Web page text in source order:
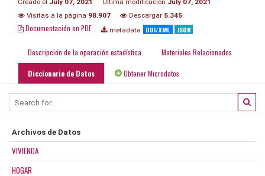
Creado el July 07, 2021 Última modificación July 07, 2021
Visitas a la página 98.907 Descargar 5.345
Documentación en PDF metadata DDI/XML JSON
Descripción de la operación estadística Materiales Relacionados
Diccionario de Datos Obtener Microdatos
Archivos de Datos
VIVIENDA
HOGAR